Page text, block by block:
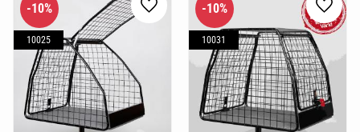
10%
10025
Lägg till i favoriter
10%
10031
Lägg